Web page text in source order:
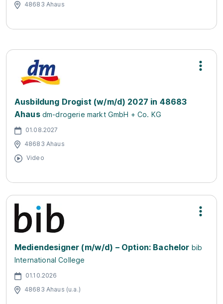
48683 Ahaus
Ausbildung Drogist (w/m/d) 2027 in 48683
Ahaus dm-drogerie markt GmbH + Co. KG
01.08.2027
48683 Ahaus
Video
Mediendesigner (m/w/d) – Option: Bachelor bib
International College
01.10.2026
48683 Ahaus (u.a.)